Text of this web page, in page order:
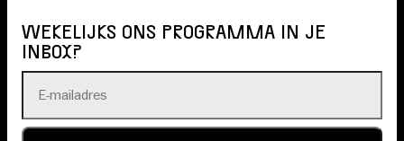
WEKELIJKS ONS PROGRAMMA IN JE
INBOX?